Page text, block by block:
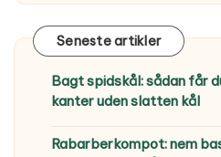
Seneste artikler
Bagt spidskål: sådan får
kanter uden slatten kål
Rabarberkompot: nem